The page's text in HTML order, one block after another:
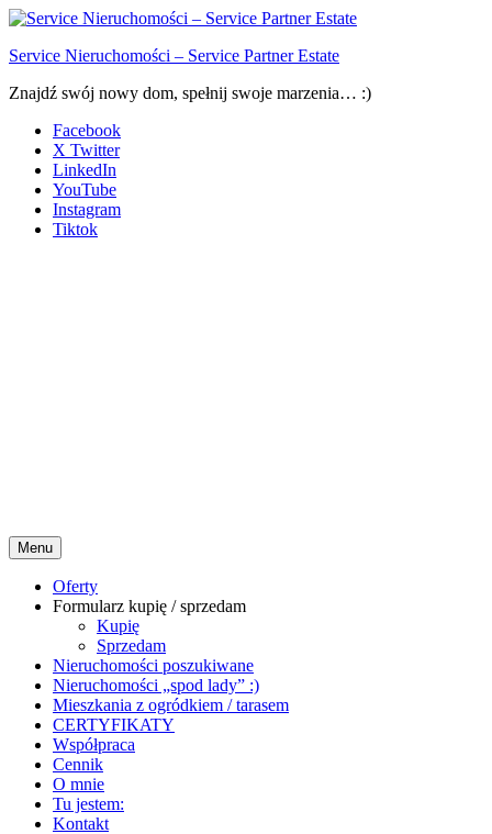
Service Nieruchomości – Service Partner Estate
Znajdź swój nowy dom, spełnij swoje marzenia… :)
Facebook
X Twitter
LinkedIn
YouTube
Instagram
Tiktok
Menu
Menu
główne
Oferty
Formularz kupię / sprzedam
Kupię
Sprzedam
Nieruchomości poszukiwane
Nieruchomości „spod lady” :)
Mieszkania z ogródkiem / tarasem
CERTYFIKATY
Współpraca
Cennik
O mnie
Tu jestem:
Kontakt